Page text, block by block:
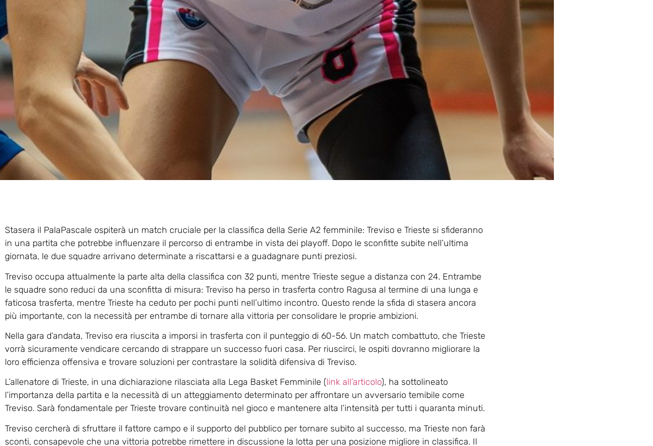
Stasera il PalaPascale ospiterà un match cruciale per la classifica della Serie A2 femminile: Treviso e Trieste si sfideranno
in una partita che potrebbe influenzare il percorso di entrambe in vista dei playoff. Dopo le sconfitte subite nell’ultima
giornata, le due squadre arrivano determinate a riscattarsi e a guadagnare punti preziosi.
Treviso occupa attualmente la parte alta della classifica con 32 punti, mentre Trieste segue a distanza con 24. Entrambe
le squadre sono reduci da una sconfitta di misura: Treviso ha perso in trasferta contro Ragusa al termine di una lunga e
faticosa trasferta, mentre Trieste ha ceduto per pochi punti nell’ultimo incontro. Questo rende la sfida di stasera ancora
più importante, con la necessità per entrambe di tornare alla vittoria per consolidare le proprie ambizioni.
Nella gara d’andata, Treviso era riuscita a imporsi in trasferta con il punteggio di 60-56. Un match combattuto, che Trieste
vorrà sicuramente vendicare cercando di strappare un successo fuori casa. Per riuscirci, le ospiti dovranno migliorare la
loro efficienza offensiva e trovare soluzioni per contrastare la solidità difensiva di Treviso.
L’allenatore di Trieste, in una dichiarazione rilasciata alla Lega Basket Femminile (link all’articolo), ha sottolineato
l’importanza della partita e la necessità di un atteggiamento determinato per affrontare un avversario temibile come
Treviso. Sarà fondamentale per Trieste trovare continuità nel gioco e mantenere alta l’intensità per tutti i quaranta minuti.
Treviso cercherà di sfruttare il fattore campo e il supporto del pubblico per tornare subito al successo, ma Trieste non farà
sconti, consapevole che una vittoria potrebbe rimettere in discussione la lotta per una posizione migliore in classifica. Il